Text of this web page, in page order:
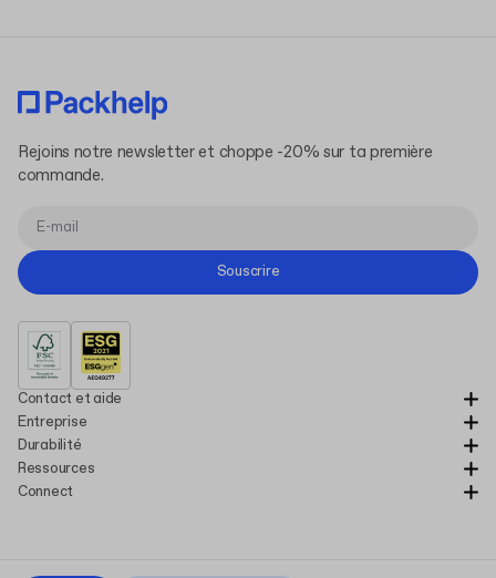
Contact et aide
Entreprise
Durabilité
Ressources
Connect
Rejoins notre newsletter et choppe -20% sur ta première
commande.
Souscrire